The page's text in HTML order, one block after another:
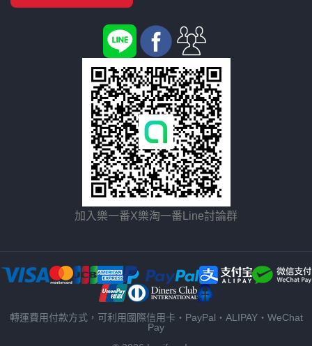
加入樂一番X樂淘一番Line討論群
轉運費用付款方式，可利用國際信用卡・PayPal・ALIPAY・WeChat
Pay